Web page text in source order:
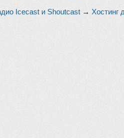
Icecast и Shoutcast → Хостинг